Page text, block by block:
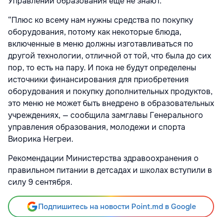
“Плюс ко всему нам нужны средства по покупку
оборудования, потому как некоторые блюда,
включенные в меню должны изготавливаться по
другой технологии, отличной от той, что была до сих
пор, то есть на пару. И пока не будут определены
источники финансирования для приобретения
оборудования и покупку дополнительных продуктов,
это меню не может быть внедрено в образовательных
учреждениях, — сообщила замглавы Генерального
управления образования, молодежи и спорта
Виорика Негреи.
Рекомендации Министерства здравоохранения о
правильном питании в детсадах и школах вступили в
силу 9 сентября.
Подпишитесь на новости Point.md в Google